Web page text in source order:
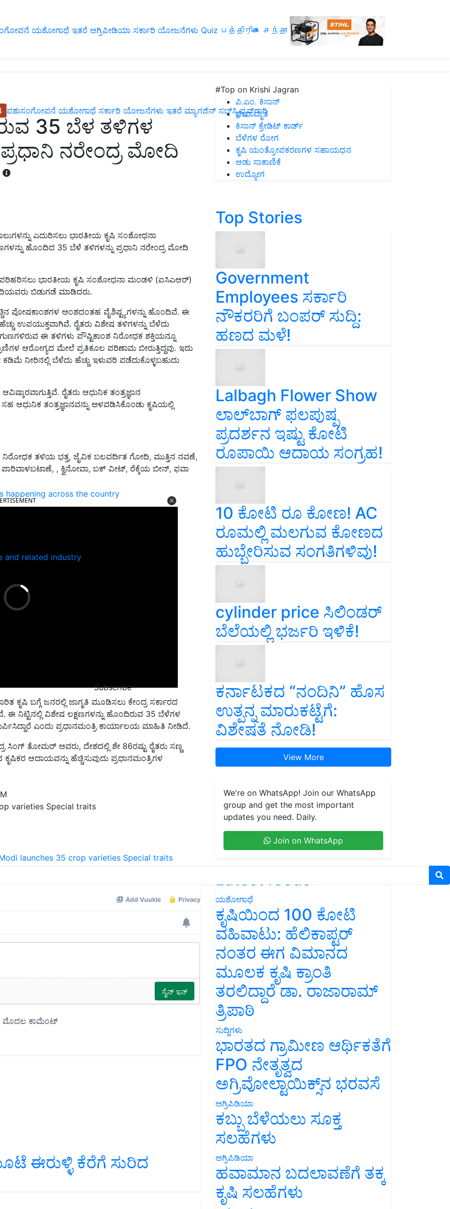
ಯಶೋಗಾಥೆ ಇತರೆ ಅಗ್ರಿಪೀಡಿಯಾ ಸರ್ಕಾರಿ ಯೋಜನೆಗಳು Quiz பத்திரிகை சந்தா
ಪಶುಸಂಗೋಪನೆ ಯಶೋಗಾಥೆ ಸರ್ಕಾರಿ ಯೋಜನೆಗಳು ಇತರೆ ಮ್ಯಾಗಜಿನ್‌ ಸಬ್‌ಸ್ಕ್ರಿಪ್ಷನ್‌ಗಾಗಿ
happening across the country
and related industry
Subscribe
35 ಬೆಳ ತಳಿಗಳ
ನರೇಂದ್ರ ಮೋದಿ
ಎದುರಿಸಲು ಭಾರತೀಯ ಕೃಷಿ ಸಂಶೋಧನಾ
ಹೊಂದಿದ 35 ಬೆಳೆ ತಳಿಗಳನ್ನು ಪ್ರಧಾನಿ ನರೇಂದ್ರ ಮೋದಿ
ಭಾರತೀಯ ಕೃಷಿ ಸಂಶೋಧನಾ ಮಂಡಳಿ (ಐಸಿಎಆರ್)
ಬಿಡುಗಡೆ ಮಾಡಿದರು.
ಪೋಷಕಾಂಶಗಳ ಅಂಶದಂತಹ ವೈಶಿಷ್ಟ್ಯಗಳನ್ನು ಹೊಂದಿವೆ. ಈ
ಉಪಯುಕ್ತವಾಗಿವೆ. ರೈತರು ವಿಶೇಷ ತಳಿಗಳನ್ನು ಬೆಳೆದು
ಈ ತಳಿಗಳು ಪೌಷ್ಟಿಕಾಂಶ ನಿರೋಧಕ ಶಕ್ತಿಯನ್ನೂ
ಆರೋಗ್ಯದ ಮೇಲೆ ಪ್ರತಿಕೂಲ ಪರಿಣಾಮ ಬೀರುತ್ತಿದ್ದವು. ಇದು
ನೀರಿನಲ್ಲಿ ಬೆಳೆದು ಹೆಚ್ಚು ಇಳುವರಿ ಪಡೆದುಕೊಳ್ಳಬಹುದು
ರೈತರು ಆಧುನಿಕ ತಂತ್ರಜ್ಞಾನ
ಆಧುನಿಕ ತಂತ್ರಜ್ಞಾನವನ್ನು ಅಳವಡಿಸಿಕೊಂಡು ಕೃಷಿಯಲ್ಲಿ
ತಳಿಯ ಭತ್ತ, ಜೈವಿಕ ಬಲವರ್ದಿತ ಗೋದಿ, ಮುತ್ತಿನ ನವಣೆ,
, ಕ್ವಿನೋವಾ, ಬಕ್ ವೀಟ್, ರೆಕ್ಕೆಯ ಬೀನ್, ಫವಾ
ಕೃಷಿ ಬಗ್ಗೆ ಜನರಲ್ಲಿ ಜಾಗೃತಿ ಮೂಡಿಸಲು ಕೇಂದ್ರ ಸರ್ಕಾರದ
ಈ ನಿಟ್ಟಿನಲ್ಲಿ ವಿಶೇಷ ಲಕ್ಷಣಗಳನ್ನು ಹೊಂದಿರುವ 35 ಬೆಳೆಗಳ
ಎಂದು ಪ್ರಧಾನಮಂತ್ರಿ ಕಾರ್ಯಾಲಯ ಮಾಹಿತಿ ನೀಡಿದೆ.
ಸಿಂಗ್ ತೋಮರ್ ಅವರು, ದೇಶದಲ್ಲಿ ಶೇ 86ರಷ್ಟು ರೈತರು ಸಣ್ಣ
ಆದಾಯವನ್ನು ಹೆಚ್ಚಿಸುವುದು ಪ್ರಧಾನಮಂತ್ರಿಗಳ
varieties Special traits
launches 35 crop varieties Special traits
ಈರುಳ್ಳಿ ಕೆರೆಗೆ ಸುರಿದ
#Top on Krishi Jagran
ಪಿ.ಎಂ. ಕಿಸಾನ್
ಜೀವಾಮೃತ
ಕಿಸಾನ್ ಕ್ರೇಡಿಟ್ ಕಾರ್ಡ್
ಬೆಳೆಗಳ ರೋಗ
ಕೃಷಿ ಯಂತ್ರೋಪಕರಣಗಳ ಸಹಾಯಧನ
ಆಡು ಸಾಕಾಣಿಕೆ
ಉದ್ಯೋಗ
Top Stories
Government
Employees ಸರ್ಕಾರಿ
ನೌಕರರಿಗೆ ಬಂಪರ್‌ ಸುದ್ದಿ:
ಹಣದ ಮಳೆ!
Lalbagh Flower Show
ಲಾಲ್‌ಬಾಗ್ ಫಲಪುಷ್ಪ
ಪ್ರದರ್ಶನ ಇಷ್ಟು ಕೋಟಿ
ರೂಪಾಯಿ ಆದಾಯ ಸಂಗ್ರಹ!
10 ಕೋಟಿ ರೂ ಕೋಣ! AC
ರೂಮಲ್ಲಿ ಮಲಗುವ ಕೋಣದ
ಹುಬ್ಬೇರಿಸುವ ಸಂಗತಿಗಳಿವು!
cylinder price ಸಿಲಿಂಡರ್‌
ಬೆಲೆಯಲ್ಲಿ ಭರ್ಜರಿ ಇಳಿಕೆ!
ಕರ್ನಾಟಕದ “ನಂದಿನಿ” ಹೊಸ
ಉತ್ಪನ್ನ ಮಾರುಕಟ್ಟೆಗೆ:
ವಿಶೇಷತೆ ನೋಡಿ!
View More
We're on WhatsApp! Join our WhatsApp
group and get the most important
updates you need. Daily.
Join on WhatsApp
Latest feeds
ಯಶೋಗಾಥೆ
ಕೃಷಿಯಿಂದ 100 ಕೋಟಿ
ವಹಿವಾಟು: ಹೆಲಿಕಾಪ್ಟರ್
ನಂತರ ಈಗ ವಿಮಾನದ
ಮೂಲಕ ಕೃಷಿ ಕ್ರಾಂತಿ
ತರಲಿದ್ದಾರೆ ಡಾ. ರಾಜಾರಾಮ್
ತ್ರಿಪಾಠಿ
ಸುದ್ದಿಗಳು
ಭಾರತದ ಗ್ರಾಮೀಣ ಆರ್ಥಿಕತೆಗೆ
FPO ನೇತೃತ್ವದ
ಅಗ್ರಿವೋಲ್ಟಾಯಿಕ್ಸ್‌ನ ಭರವಸೆ
ಅಗ್ರಿಪಿಡಿಯಾ
ಕಬ್ಬು ಬೆಳೆಯಲು ಸೂಕ್ತ
ಸಲಹೆಗಳು
ಅಗ್ರಿಪಿಡಿಯಾ
ಹವಾಮಾನ ಬದಲಾವಣೆಗೆ ತಕ್ಕ
ಕೃಷಿ ಸಲಹೆಗಳು